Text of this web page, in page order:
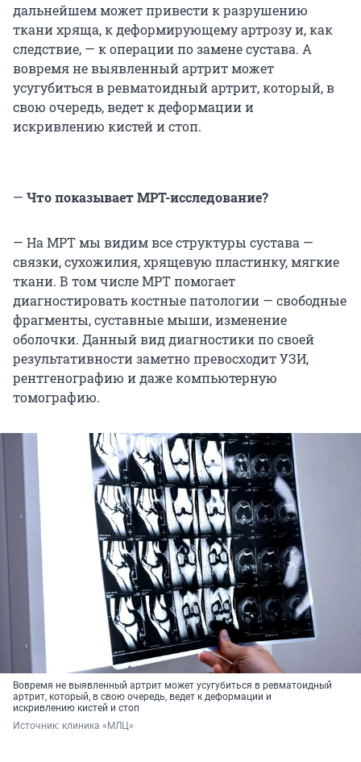
дальнейшем может привести к разрушению
ткани хряща, к деформирующему артрозу и, как
следствие, — к операции по замене сустава. А
вовремя не выявленный артрит может
усугубиться в ревматоидный артрит, который, в
свою очередь, ведет к деформации и
искривлению кистей и стоп.
— Что показывает МРТ-исследование?
— На МРТ мы видим все структуры сустава —
связки, сухожилия, хрящевую пластинку, мягкие
ткани. В том числе МРТ помогает
диагностировать костные патологии — свободные
фрагменты, суставные мыши, изменение
оболочки. Данный вид диагностики по своей
результативности заметно превосходит УЗИ,
рентгенографию и даже компьютерную
томографию.
Вовремя не выявленный артрит может усугубиться в ревматоидный
артрит, который, в свою очередь, ведет к деформации и
искривлению кистей и стоп
Источник: клиника «МЛЦ»